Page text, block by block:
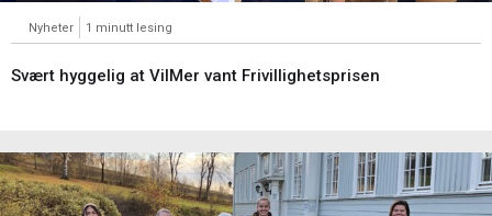
Nyheter 1 minutt lesing
Svært hyggelig at VilMer vant Frivillighetsprisen